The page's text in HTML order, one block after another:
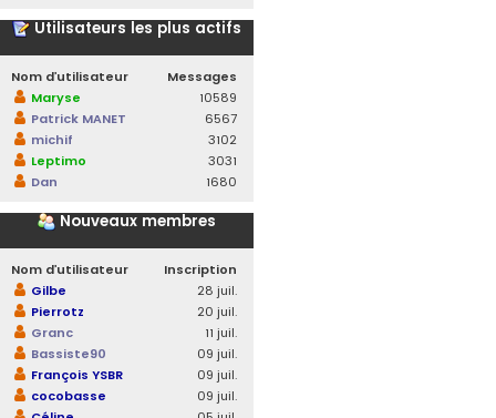
Utilisateurs les plus actifs
Nom d’utilisateur
Messages
Maryse
10589
Patrick MANET
6567
michif
3102
Leptimo
3031
Dan
1680
Nouveaux membres
Nom d’utilisateur
Inscription
Gilbe
28 juil.
Pierrotz
20 juil.
Granc
11 juil.
Bassiste90
09 juil.
François YSBR
09 juil.
cocobasse
09 juil.